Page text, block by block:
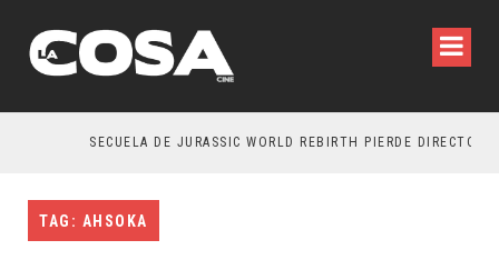
SECUELA DE JURASSIC WORLD REBIRTH PIERDE DIRECTOR
TAG: AHSOKA